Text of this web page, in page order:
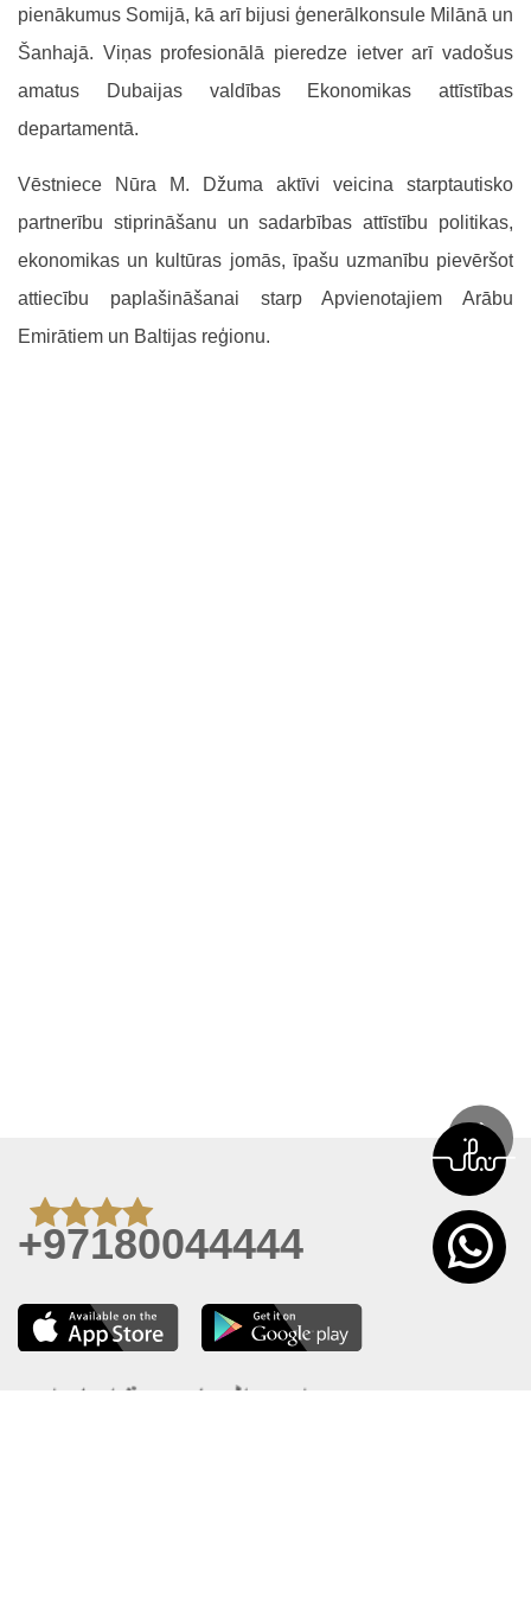
pienākumus Somijā, kā arī bijusi ģenerālkonsule Milānā un
Šanhajā. Viņas profesionālā pieredze ietver arī vadošus
amatus Dubaijas valdības Ekonomikas attīstības
departamentā.
Vēstniece Nūra M. Džuma aktīvi veicina starptautisko
partnerību stiprināšanu un sadarbības attīstību politikas,
ekonomikas un kultūras jomās, īpašu uzmanību pievēršot
attiecību paplašināšanai starp Apvienotajiem Arābu
Emirātiem un Baltijas reģionu.
+97180044444